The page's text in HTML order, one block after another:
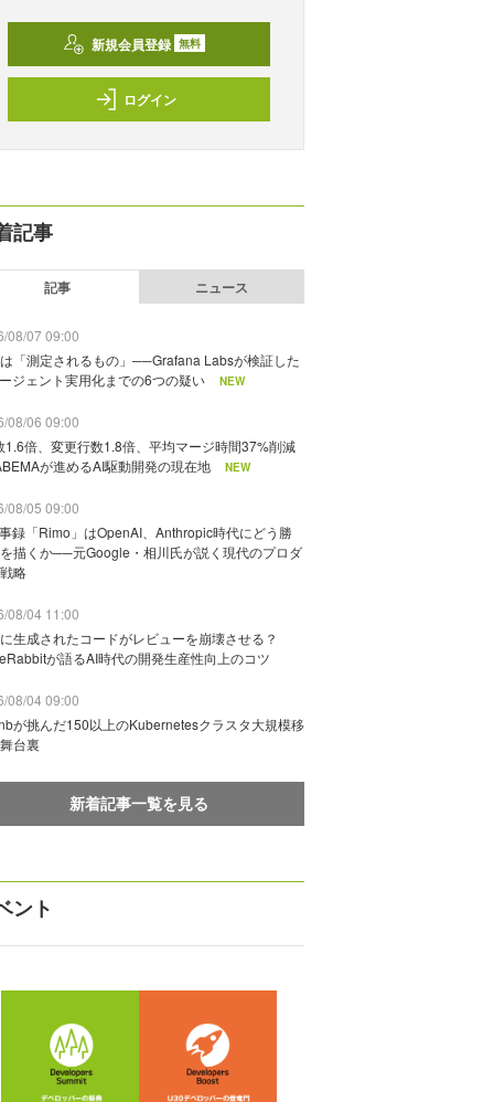
新規会員登録 無料
ログイン
記事
記事 ニュース
08/07 09:00
「測定されるもの」──Grafana Labsが検証した
ジェント実用化までの6つの疑い
NEW
08/06 09:00
1.6倍、変更行数1.8倍、平均マージ時間37%削減
が進めるAI駆動開発の現在地
NEW
08/05 09:00
録「Rimo」はOpenAI、Anthropic時代にどう勝
描くか──元Google・相川氏が説く現代のプロダ
略
08/04 11:00
生成されたコードがレビューを崩壊させる？
が語るAI時代の開発生産性向上のコツ
08/04 09:00
が挑んだ150以上のKubernetesクラスタ大規模移
台裏
新着記事一覧を見る
ント